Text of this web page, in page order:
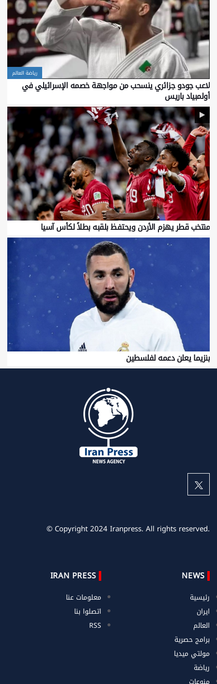
رياضة العالم
لاعب جودو جزائري ينسحب من مواجهة خصمه الإسرائيلي في
أولمبياد باريس
منتخب قطر يهزم الأردن ويحتفظ بلقبه بطلاً لكأس آسيا
بنزيما يعلن دعمه لفلسطين
© Copyright 2024 Iranpress. All rights reserved.
NEWS
رئيسية
ايران
العالم
برامج حصرية
مولتي ميديا
رياضة
IRAN PRESS
معلومات عنا
اتصلوا بنا
RSS